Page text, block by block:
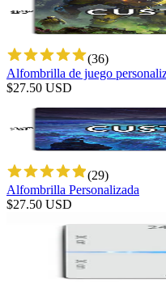
(36)
Alfombrilla de juego
$27.50 USD
(29)
Alfombrilla Personalizada
$27.50 USD